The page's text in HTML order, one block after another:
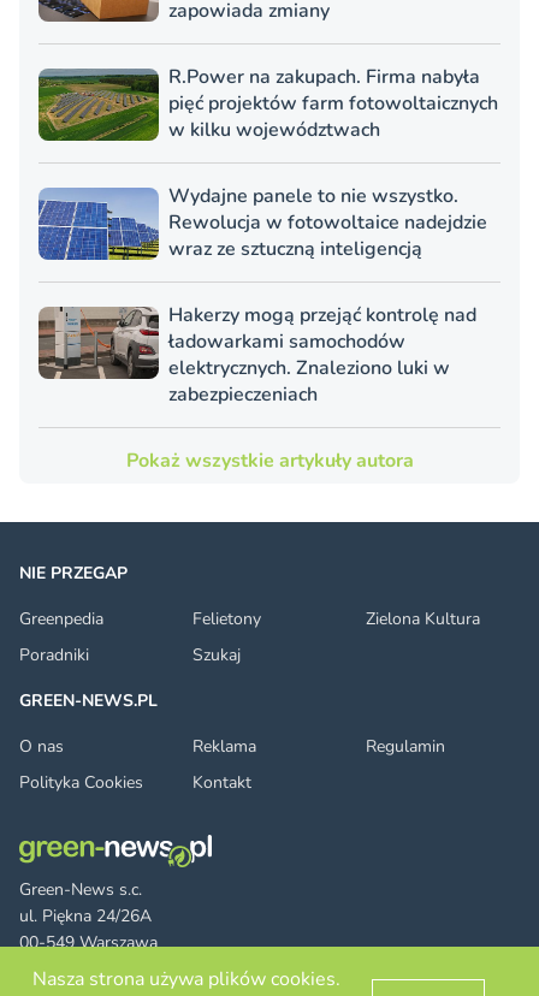
zapowiada zmiany
R.Power na zakupach. Firma nabyła
pięć projektów farm fotowoltaicznych
w kilku województwach
Wydajne panele to nie wszystko.
Rewolucja w fotowoltaice nadejdzie
wraz ze sztuczną inteligencją
Hakerzy mogą przejąć kontrolę nad
ładowarkami samochodów
elektrycznych. Znaleziono luki w
zabezpieczeniach
Pokaż wszystkie artykuły autora
Green-News s.c.
ul. Piękna 24/26A
00-549 Warszawa
NIE PRZEGAP
Greenpedia
Felietony
Zielona Kultura
Poradniki
Szukaj
GREEN-NEWS.PL
O nas
Reklama
Regulamin
Polityka Cookies
Kontakt
Nasza strona używa plików cookies.